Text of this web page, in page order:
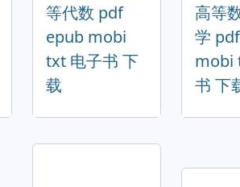
等代数 pdf
epub mobi
txt 电子书 下
载
高等
学
mobi
书 下